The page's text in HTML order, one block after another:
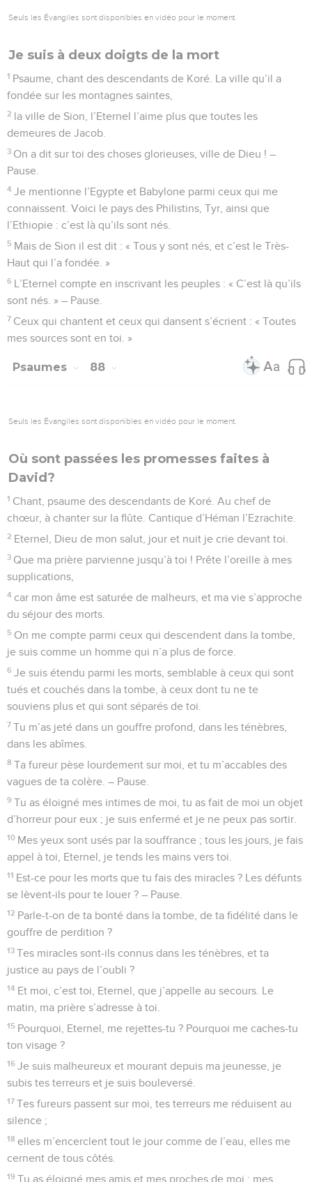
Sion, vraie patrie de tous les peuples
1
Prière de David. Eternel, prête l’oreille, exauce-moi, car je
suis malheureux et pauvre.
2
serviteur qui se confie en toi !
3
Réjouis l’âme de ton serviteur, Seigneur, car c’est vers toi
pour tous ceux qui font appel à toi.
m’exauces.
rien n’est comparable à ta manière d’agir.
10 car tu es grand, tu accomplis des merveilles. Toi seul, tu es
11 Enseigne-moi tes voies, Eternel, et je marcherai dans ta
vérité. Dispose mon cœur à craindre ton nom !
12 Je te louerai de tout mon cœur, Seigneur, mon Dieu, et
j’honorerai toujours ton nom,
13
car ta bonté envers moi est grande, et tu délivres mon âme
des profondeurs du séjour des morts.
14 O Dieu, des arrogants s’attaquent à moi, une bande
d’hommes violents en veulent à ma vie ; ils ne tiennent pas
compte de toi.
15
Mais toi, Seigneur, tu es un *Dieu de grâce et de
compassion, lent à la colère, riche en bonté et en vérité ;
16
tourne-toi vers moi et fais-moi grâce, donne ta force à ton
serviteur, sauve le fils de ta servante !
17 Accomplis un signe en ma faveur ! Que ceux qui me
détestent le voient et soient honteux, car tu me secours et tu
me consoles, Eternel !
Psaumes 87
Seuls les Évangiles sont disponibles en vidéo pour le moment.
Je suis à deux doigts de la mort
Psaume, chant des descendants de Koré. La ville qu’il a
fondée sur les montagnes saintes,
la ville de Sion, l’Eternel l’aime plus que toutes les
demeures de Jacob.
On a dit sur toi des choses glorieuses, ville de Dieu ! –
Pause.
Je mentionne l’Egypte et Babylone parmi ceux qui me
connaissent. Voici le pays des Philistins, Tyr, ainsi que
l’Ethiopie : c’est là qu’ils sont nés.
5 Mais de Sion il est dit : « Tous y sont nés, et c’est le Très-
Haut qui l’a fondée. »
6 L’Eternel compte en inscrivant les peuples : « C’est là qu’ils
sont nés. » – Pause.
7 Ceux qui chantent et ceux qui dansent s’écrient : « Toutes
mes sources sont en toi. »
Psaumes